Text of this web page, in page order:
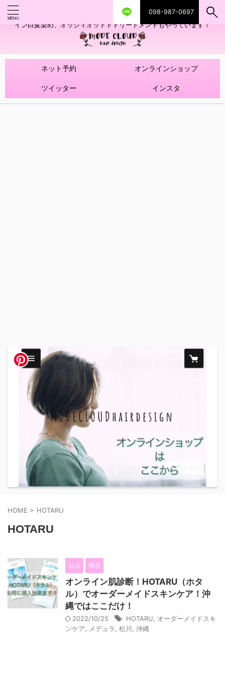
098-987-0697
艶ツヤヘアカラー！髪質改善トリートメントやハイライトを使ったデザ
イン白髪染め、オッジィオットトトリートメントもやっています！
ネット予約 オンラインショップ
ツイッター インスタ
HOME > HOTARU
HOTARU
お店 商品
オンライン肌診断！HOTARU（ホタ
ル）でオーダーメイドスキンケア！沖
縄ではここだけ！
2022/10/25 HOTARU
オーダーメイドスキ
ンケア
メデュラ 松川 沖縄